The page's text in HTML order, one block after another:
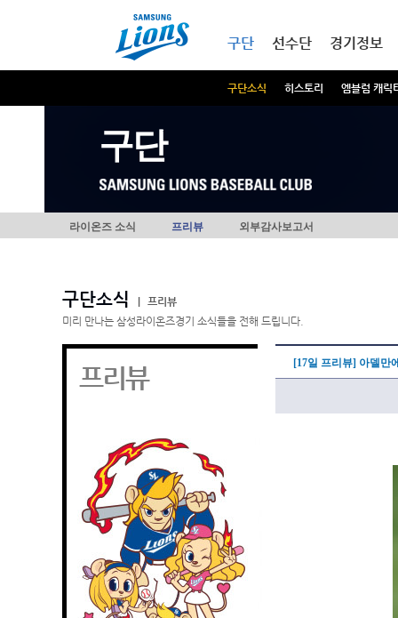
구단
구단소식 히스토리 엠블럼 캐릭
선수단 경기정보
구단
라이온즈 소식 프리뷰 외부감사보고서
구단소식
프리뷰
미리 만나는 삼성라이온즈경기 소식들을 전해 드립니다.
프리뷰 [17일 프리뷰] 아델만